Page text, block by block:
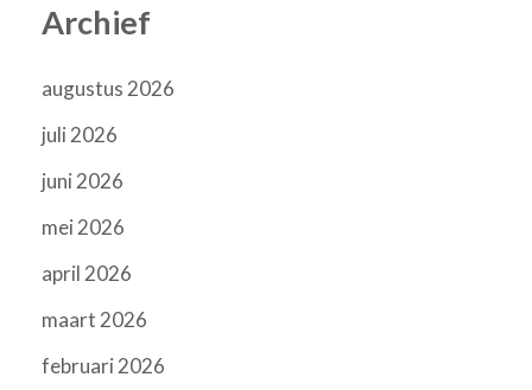
Archief
augustus 2026
juli 2026
juni 2026
mei 2026
april 2026
maart 2026
februari 2026